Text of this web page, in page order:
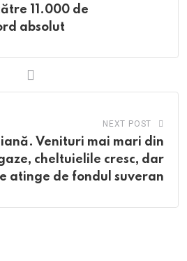
11.000 de
absolut
NEXT POST
Venituri mai mari din
cheltuielile cresc, dar
atinge de fondul suveran